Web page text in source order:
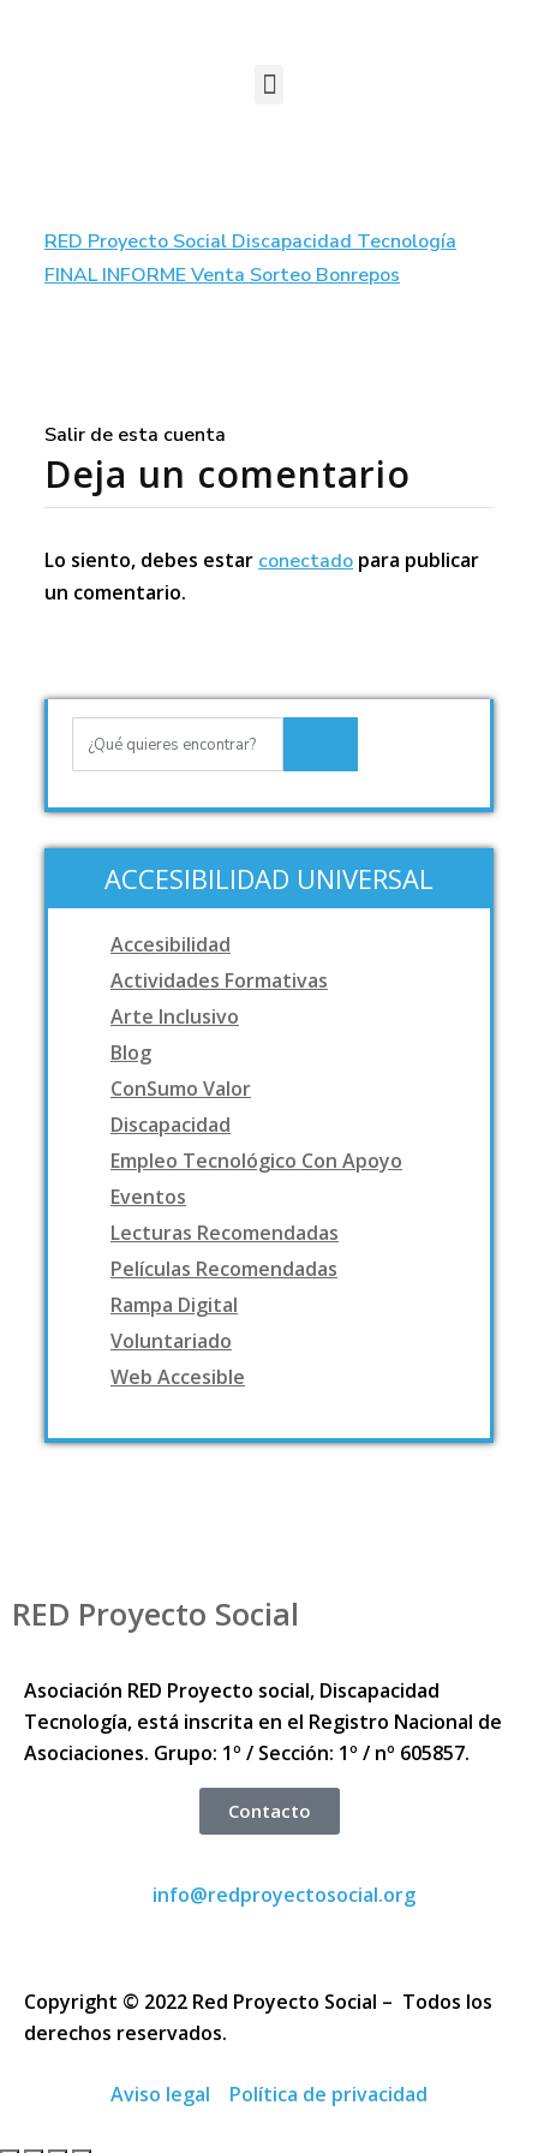
RED Proyecto Social Discapacidad Tecnología
FINAL INFORME Venta Sorteo Bonrepos
Salir de esta cuenta
Deja un comentario
Lo siento, debes estar conectado para publicar
un comentario.
ACCESIBILIDAD UNIVERSAL
Accesibilidad
Actividades Formativas
Arte Inclusivo
Blog
ConSumo Valor
Discapacidad
Empleo Tecnológico Con Apoyo
Eventos
Lecturas Recomendadas
Películas Recomendadas
Rampa Digital
Voluntariado
Web Accesible
RED Proyecto Social
Asociación RED Proyecto social, Discapacidad
Tecnología, está inscrita en el Registro Nacional de
Asociaciones. Grupo: 1º / Sección: 1º / nº 605857.
Contacto
info@redproyectosocial.org
Copyright © 2022 Red Proyecto Social – Todos los
derechos reservados.
Aviso legal Política de privacidad